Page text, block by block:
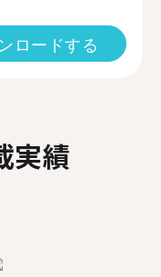
ロードする
実績